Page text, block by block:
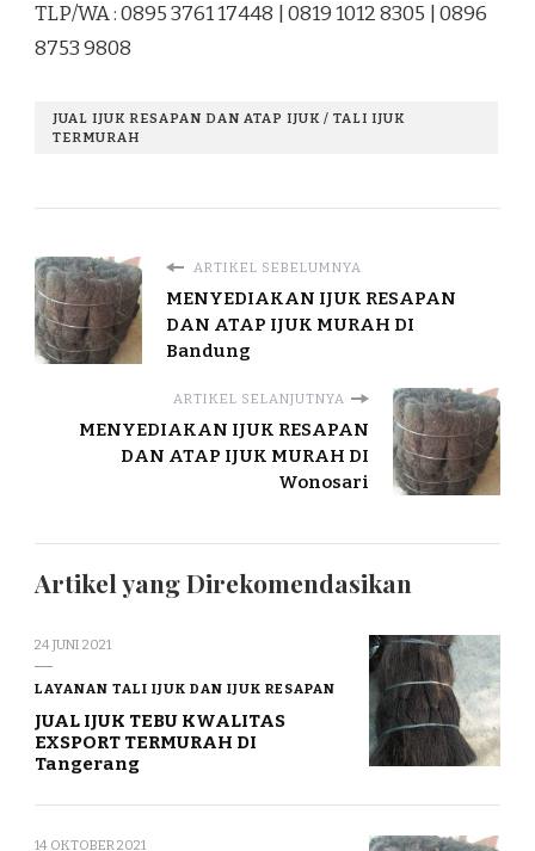
TLP/WA : 0895 3761 17448 | 0819 1012 8305 | 0896
8753 9808
JUAL IJUK RESAPAN DAN ATAP IJUK / TALI IJUK
TERMURAH
ARTIKEL SEBELUMNYA
MENYEDIAKAN IJUK RESAPAN
DAN ATAP IJUK MURAH DI
Bandung
ARTIKEL SELANJUTNYA
MENYEDIAKAN IJUK RESAPAN
DAN ATAP IJUK MURAH DI
Wonosari
Artikel yang Direkomendasikan
24 JUNI 2021
LAYANAN TALI IJUK DAN IJUK RESAPAN
JUAL IJUK TEBU KWALITAS
EXSPORT TERMURAH DI
Tangerang
14 OKTOBER 2021